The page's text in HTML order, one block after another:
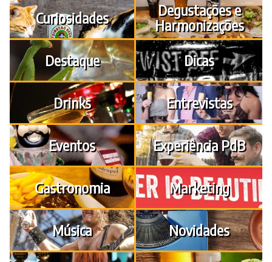
Curiosidades
Degustações e
Harmonizações
Destaque
Dicas
Drinks Entrevistas
Eventos Experiência PdB
Gastronomia Marketing
Música Novidades